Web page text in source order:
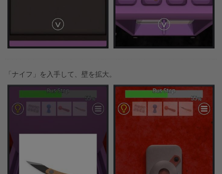
「ナイフ」を入手して、壁を拡大。